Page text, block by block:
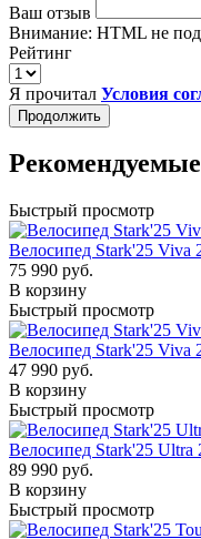
Ваш отзыв
Внимание: HTML не
Рейтинг
Я прочитал Условия
Продолжить
Быстрый просмотр
Велосипед Stark'25
75 990 руб.
В корзину
Быстрый просмотр
Велосипед Stark'25 Viva
47 990 руб.
В корзину
Быстрый просмотр
Велосипед Stark'25
89 990 руб.
В корзину
Быстрый просмотр